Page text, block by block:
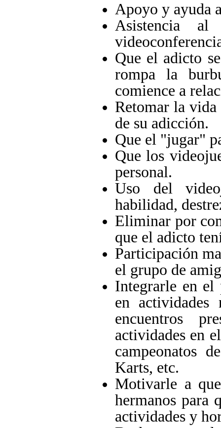
Apoyo y ayuda
Asistencia
Que el adicto
rompa la
comience a
Retomar la vida
de su adicción.
Que el "jugar"
Que los
personal.
Uso del
habilidad,
Eliminar por
que el adicto
Participación
el grupo de
Integrarle en el
en actividades
encuentros
actividades en
campeonatos
Karts, etc.
Motivarle a
hermanos para
actividades y